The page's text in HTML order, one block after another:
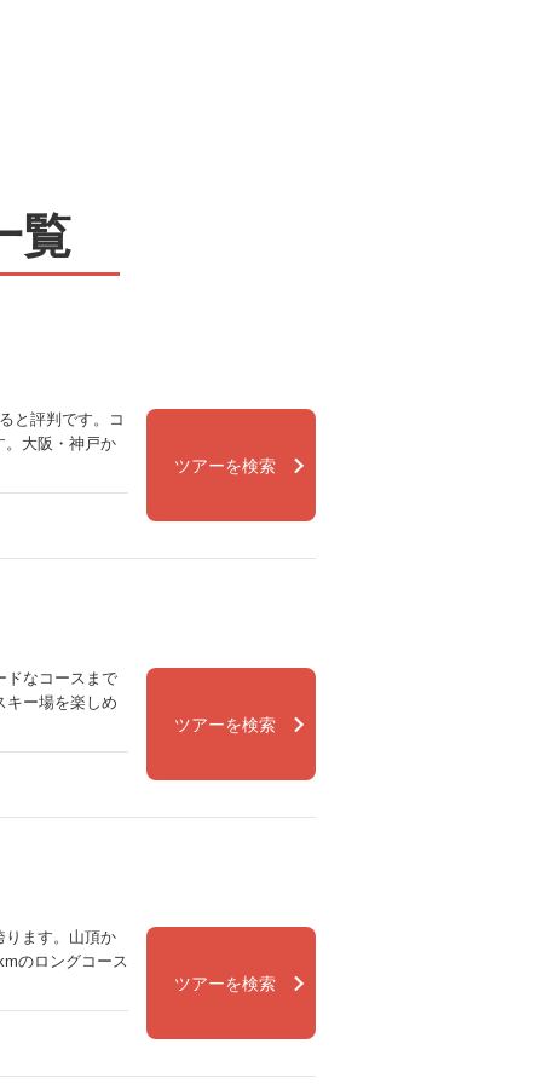
覧
と評判です。コ
。大阪・神戸か
ツアーを検索
ドなコースまで
キー場を楽しめ
ツアーを検索
ります。山頂か
のロングコース
ツアーを検索